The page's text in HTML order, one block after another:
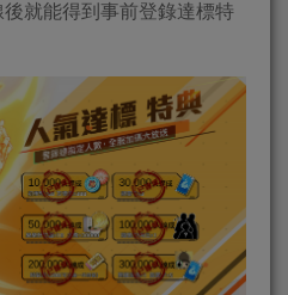
就能得到事前登錄達標特